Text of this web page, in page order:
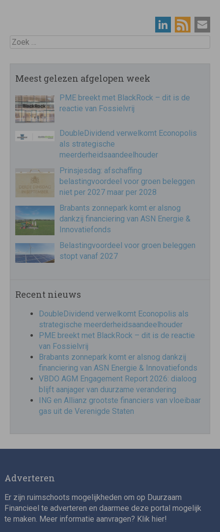
Zoek
Meest gelezen afgelopen week
PME breekt met BlackRock – dit is de
reactie van Fossielvrij
DoubleDividend verwelkomt Econopolis
als strategische
meerderheidsaandeelhouder
Prinsjesdag: afschaffing
belastingvoordeel voor groen beleggen
niet per 2027 maar per 2028
Brabants zonnepark komt er alsnog
dankzij financiering van ASN Energie &
Innovatiefonds
Belastingvoordeel voor groen beleggen
stopt vanaf 2027
Recent nieuws
DoubleDividend verwelkomt Econopolis als
strategische meerderheidsaandeelhouder
PME breekt met BlackRock – dit is de reactie
van Fossielvrij
Brabants zonnepark komt er alsnog dankzij
financiering van ASN Energie & Innovatiefonds
VBDO AGM Engagement Report 2026: dialoog
blijft aanjager van duurzame verandering
ING en Allianz grootste financiers van vloeibaar
gas uit de Verenigde Staten
Adverteren
Er zijn ruimschoots mogelijkheden om op Duurzaam
Financieel te adverteren en daarmee deze portal mogelijk
te maken. Meer informatie aanvragen? Klik hier!